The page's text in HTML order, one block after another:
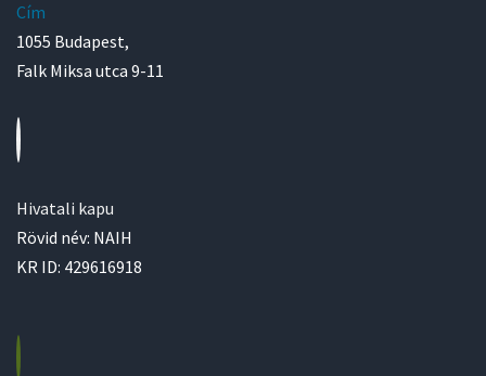
Cím
1055 Budapest,
Falk Miksa utca 9-11
Hivatali kapu
Rövid név: NAIH
KR ID: 429616918